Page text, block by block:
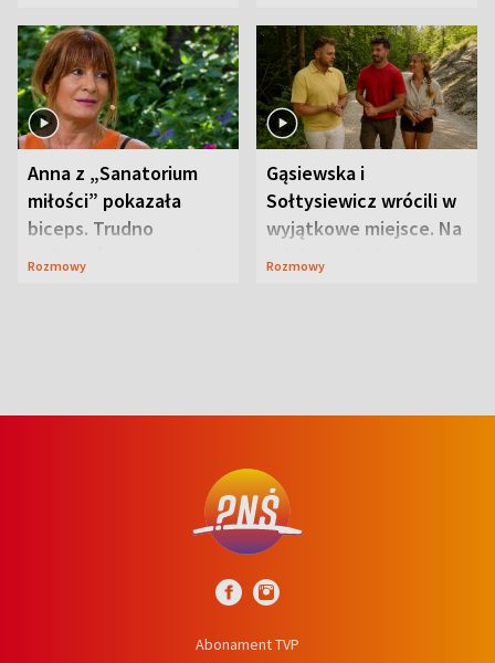
Anna z „Sanatorium
miłości” pokazała
biceps. Trudno
uwierzyć, co przeszła
Rozmowy
Gąsiewska i
Sołtysiewicz wrócili w
wyjątkowe miejsce. Na
szlaku czekał
Rozmowy
Abonament TVP